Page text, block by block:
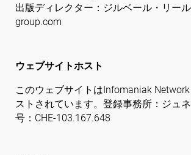
出版ディレクター：ジルベール・リー
group.com
ウェブサイトホスト
このウェブサイトはInfomaniak
ストされています。登録事務所：ジュ
号：CHE-103.167.648
フォローする